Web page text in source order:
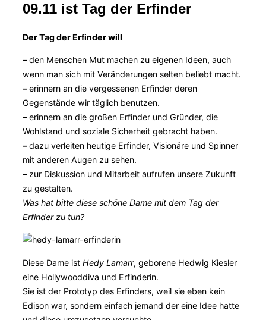
Inhalt09.11 ist Tag der Erfinder
Der Tag der Erfinder will
–den Menschen Mut machen zu eigenen Ideen, auch
wenn man sich mit Veränderungen selten beliebt macht.
–erinnern an die vergessenen Erfinder deren
Gegenstände wir täglich benutzen.
–erinnern an die großen Erfinder und Gründer, die
Wohlstand und soziale Sicherheit gebracht haben.
–dazu verleiten heutige Erfinder, Visionäre und Spinner
mit anderen Augen zu sehen.
–zur Diskussion und Mitarbeit aufrufen unsere Zukunft
zu gestalten.
Was hat bitte diese schöne Dame mit dem Tag der
Erfinder zu tun?
Diese Dame ist Hedy Lamarr, geborene Hedwig Kiesler
eine Hollywooddiva und Erfinderin.
Sie ist der Prototyp des Erfinders, weil sie eben kein
Edison war, sondern einfach jemand der eine Idee hatte